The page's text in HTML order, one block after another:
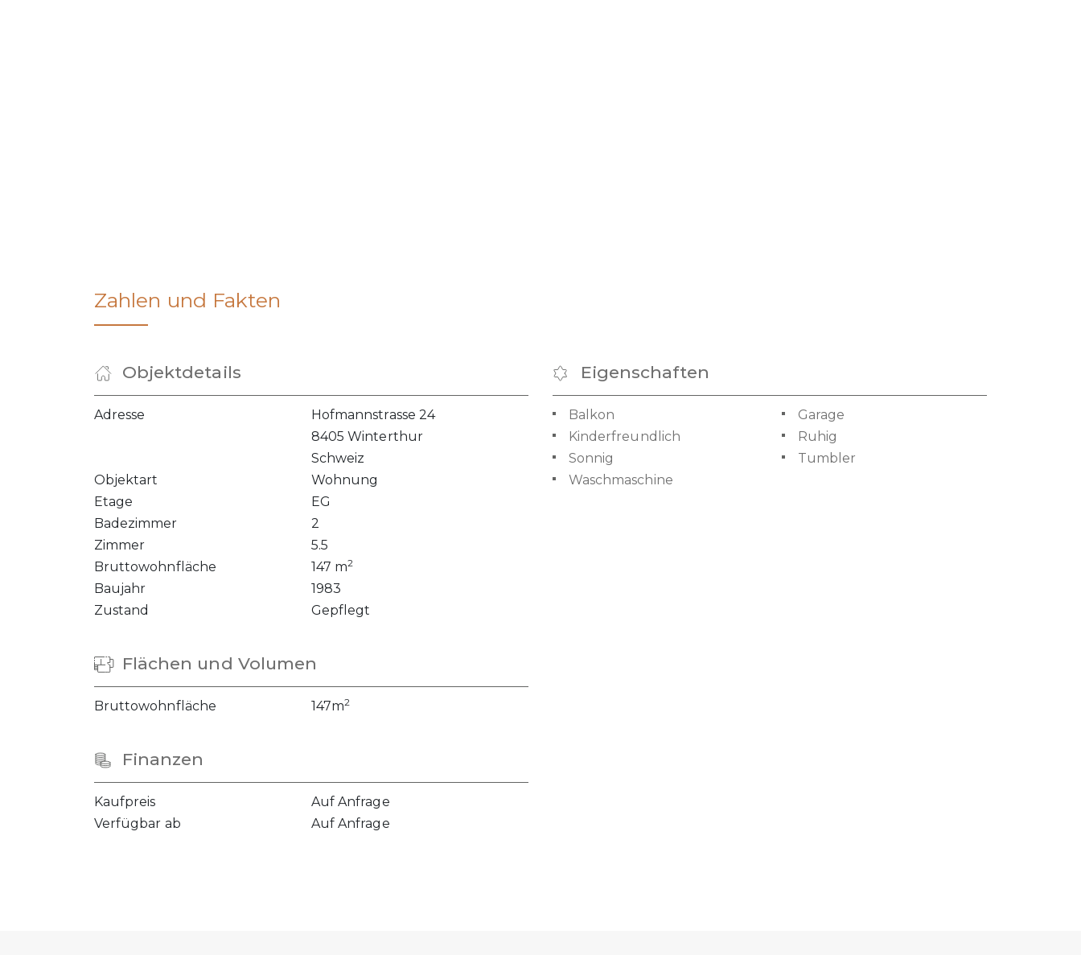
Zahlen und Fakten
Objektdetails
Adresse
Hofmannstrasse 24
8405 Winterthur
Schweiz
Objektart
Wohnung
Etage
EG
Badezimmer
2
Zimmer
5.5
Bruttowohnfläche
147 m2
Baujahr
1983
Zustand
Gepflegt
Flächen und Volumen
Bruttowohnfläche 147m2
Finanzen
Kaufpreis
Auf Anfrage
Verfügbar ab
Auf Anfrage
Eigenschaften
Balkon
Garage
Kinderfreundlich
Ruhig
Sonnig
Tumbler
Waschmaschine